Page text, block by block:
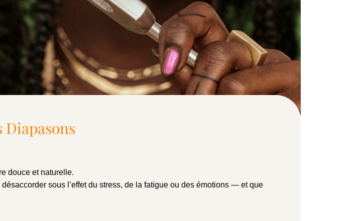
Diapasons
douce et naturelle.
sous l’effet du stress, de la fatigue ou des émotions — et que